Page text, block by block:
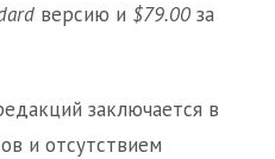
версию и $79.00 за
заключается в
и отсутствием